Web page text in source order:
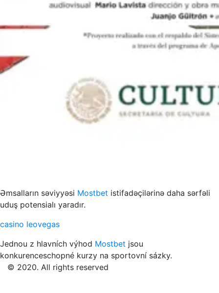
Əmsalların səviyyəsi Mostbet istifadəçilərinə daha sərfəli
uduş potensialı yaradır.
casino leovegas
Jednou z hlavních výhod Mostbet jsou
konkurenceschopné kurzy na sportovní sázky.
© 2020. All rights reserved